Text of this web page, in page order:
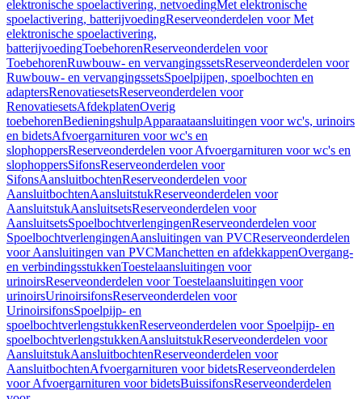
elektronische spoelactivering, netvoedingMet elektronische
spoelactivering, batterijvoedingReserveonderdelen voor Met
elektronische spoelactivering,
batterijvoedingToebehorenReserveonderdelen voor
ToebehorenRuwbouw- en vervangingssetsReserveonderdelen voor
Ruwbouw- en vervangingssetsSpoelpijpen, spoelbochten en
adaptersRenovatiesetsReserveonderdelen voor
RenovatiesetsAfdekplatenOverig
toebehorenBedieningshulpApparaataansluitingen voor wc's, urinoirs
en bidetsAfvoergarnituren voor wc's en
slophoppersReserveonderdelen voor Afvoergarnituren voor wc's en
slophoppersSifonsReserveonderdelen voor
SifonsAansluitbochtenReserveonderdelen voor
AansluitbochtenAansluitstukReserveonderdelen voor
AansluitstukAansluitsetsReserveonderdelen voor
AansluitsetsSpoelbochtverlengingenReserveonderdelen voor
SpoelbochtverlengingenAansluitingen van PVCReserveonderdelen
voor Aansluitingen van PVCManchetten en afdekkappenOvergang-
en verbindingsstukkenToestelaansluitingen voor
urinoirsReserveonderdelen voor Toestelaansluitingen voor
urinoirsUrinoirsifonsReserveonderdelen voor
UrinoirsifonsSpoelpijp- en
spoelbochtverlengstukkenReserveonderdelen voor Spoelpijp- en
spoelbochtverlengstukkenAansluitstukReserveonderdelen voor
AansluitstukAansluitbochtenReserveonderdelen voor
AansluitbochtenAfvoergarnituren voor bidetsReserveonderdelen
voor Afvoergarnituren voor bidetsBuissifonsReserveonderdelen